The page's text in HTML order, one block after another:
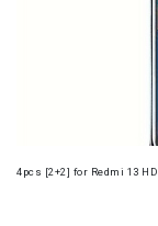
4pcs [2+2] for Redmi 13